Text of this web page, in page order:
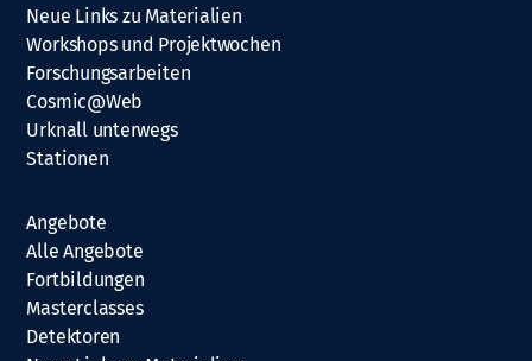
Neue Links zu Materialien
Workshops und Projektwochen
Forschungsarbeiten
Cosmic@Web
Urknall unterwegs
Stationen
Angebote
Alle Angebote
Fortbildungen
Masterclasses
Detektoren